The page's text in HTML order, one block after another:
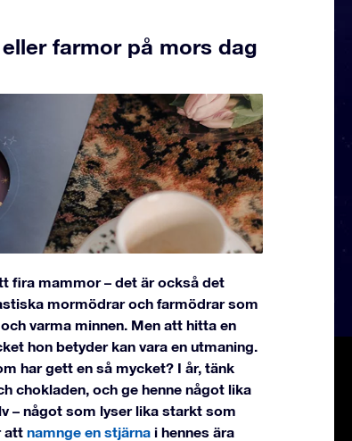
farmor på mors dag
fira mammor – det är också det
mormödrar och farmödrar som
varma minnen. Men att hitta en
hon betyder kan vara en utmaning.
har gett en så mycket? I år, tänk
chokladen, och ge henne något lika
– något som lyser lika starkt som
att namnge en stjärna i hennes ära